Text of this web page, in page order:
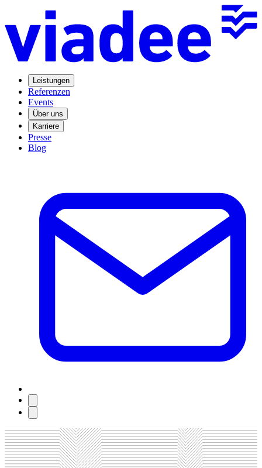
Leistungen
Referenzen
Events
Über uns
Karriere
Presse
Blog